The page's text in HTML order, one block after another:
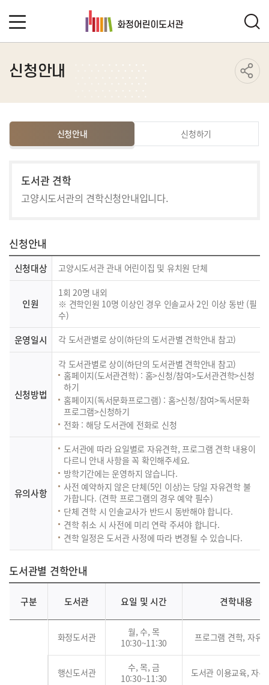
신청안내
신청안내 신청하기
도서관 견학
고양시도서관의 견학신청안내입니다.
신청안내
신청대상 고양시도서관 관내 어린이집 및 유치원 단체
인원
1회 20명 내외
※ 견학인원 10명 이상인 경우 인솔교사 2인 이상 동반 (필
수)
운영일시 각 도서관별로 상이(하단의 도서관별 견학안내 참고)
신청방법
각 도서관별로 상이(하단의 도서관별 견학안내 참고)
홈페이지(도서관견학) : 홈>신청/참여>도서관견학>신청
하기
홈페이지(독서문화프로그램) : 홈>신청/참여>독서문화
프로그램>신청하기
전화 : 해당 도서관에 전화로 신청
유의사항
도서관에 따라 요일별로 자유견학, 프로그램 견학 내용이
다르니 안내 사항을 꼭 확인해주세요.
방학기간에는 운영하지 않습니다.
사전 예약하지 않은 단체(5인 이상)는 당일 자유견학 불
가합니다. (견학 프로그램의 경우 예약 필수)
단체 견학 시 인솔교사가 반드시 동반해야 합니다.
견학 취소 시 사전에 미리 연락 주셔야 합니다.
견학 일정은 도서관 사정에 따라 변경될 수 있습니다.
도서관별 견학안내
구분 도서관 요일 및 시간 견학내용
화정도서관
월, 수, 목
10:30~11:30
프로그램 견학, 자유
행신도서관
수, 목, 금
10:30~11:30
도서관 이용교육, 자유